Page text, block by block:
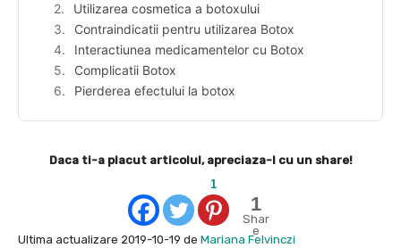
Utilizarea cosmetica a botoxului
Contraindicatii pentru utilizarea Botox
Interactiunea medicamentelor cu Botox
Complicatii Botox
Pierderea efectului la botox
Daca ti-a placut articolul, apreciaza-l cu un share!
1
1
Shar
e
Ultima actualizare 2019-10-19 de Mariana Felvinczi